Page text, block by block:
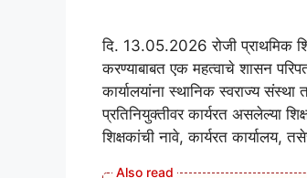
दि. 13.05.2026 रोजी प्राथमिक
करण्याबाबत एक महत्वाचे शासन
कार्यालयांना स्थानिक स्वराज्य
प्रतिनियुक्तीवर कार्यरत असलेल्या
शिक्षकांची नावे, कार्यरत